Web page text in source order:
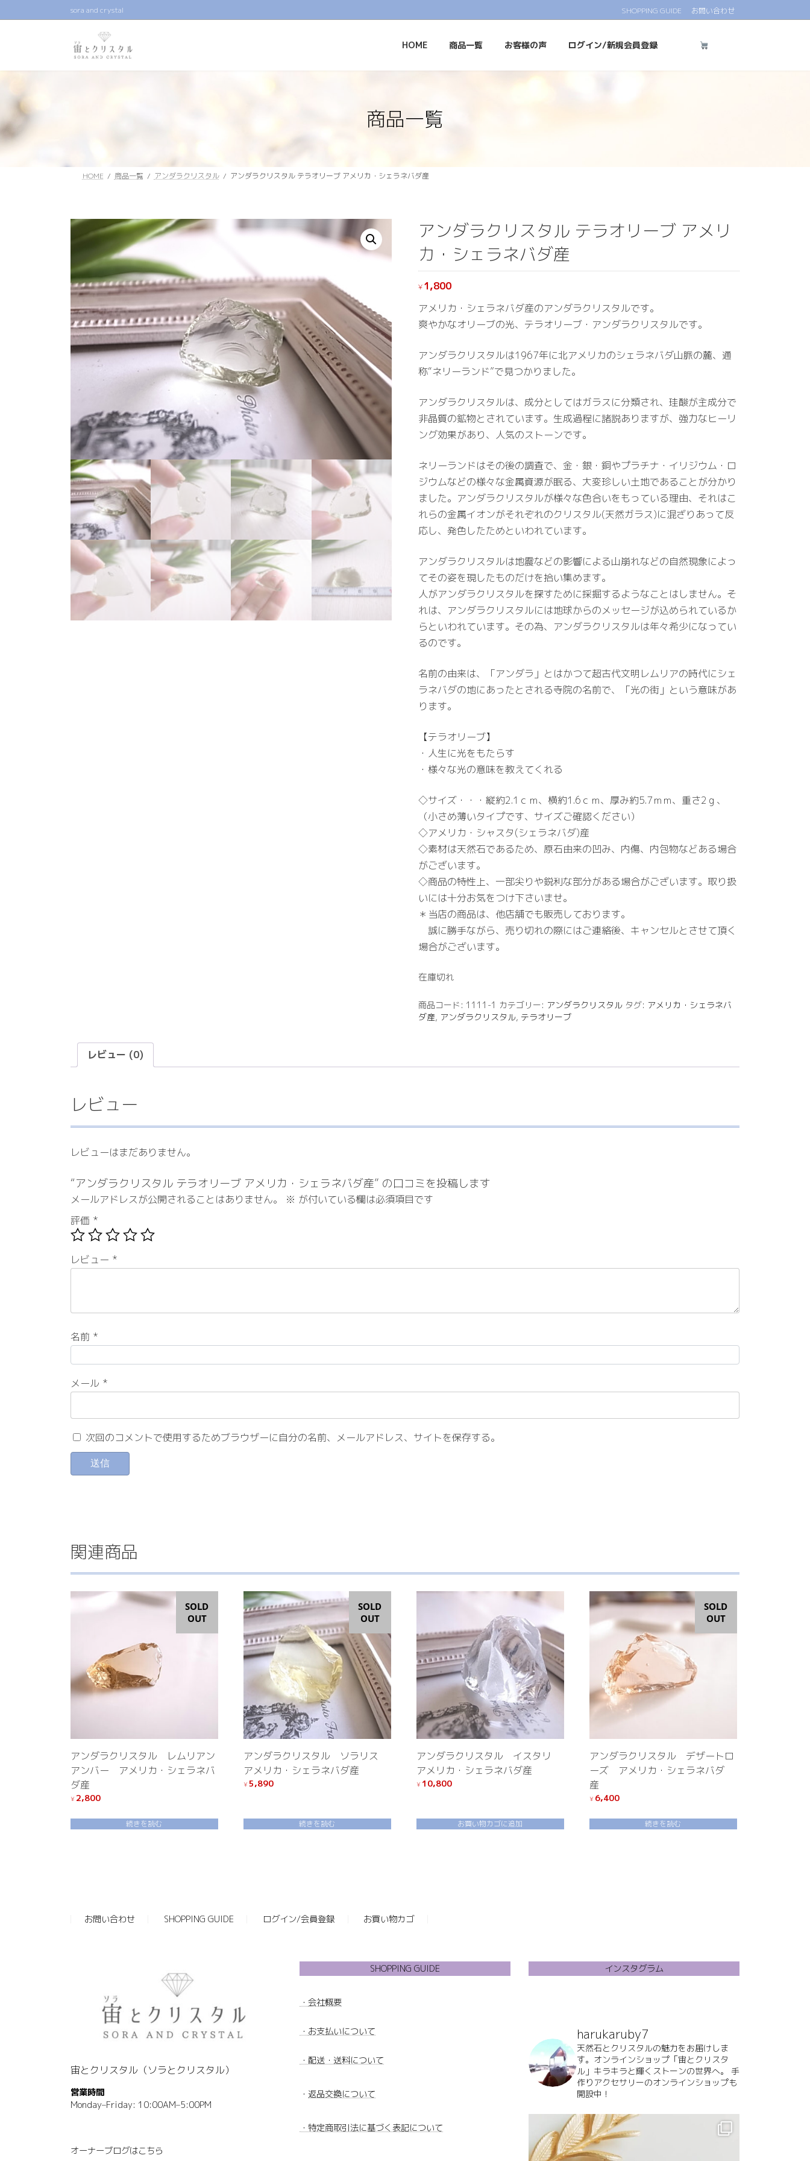
ン
ビ
sora and crystal SHOPPING GUIDE お問い合わせ
HOME 商品一覧 お客様の声 ログイン/新規会員登録
商品一覧
HOME 商品一覧 アンダラクリスタル アンダラクリスタル テラオリーブ アメリカ・シェラネバダ産
アンダラクリスタル テラオリーブ アメリ
カ・シェラネバダ産
¥1,800
アメリカ・シェラネバダ産のアンダラクリスタルです。
爽やかなオリーブの光、テラオリーブ・アンダラクリスタルです。
アンダラクリスタルは1967年に北アメリカのシェラネバダ山脈の麓、通
称“ネリーランド”で見つかりました。
アンダラクリスタルは、成分としてはガラスに分類され、珪酸が主成分で
非晶質の鉱物とされています。生成過程に諸説ありますが、強力なヒーリ
ング効果があり、人気のストーンです。
ネリーランドはその後の調査で、金・銀・銅やプラチナ・イリジウム・ロ
ジウムなどの様々な金属資源が眠る、大変珍しい土地であることが分かり
ました。アンダラクリスタルが様々な色合いをもっている理由、それはこ
れらの金属イオンがそれぞれのクリスタル(天然ガラス)に混ざりあって反
応し、発色したためといわれています。
アンダラクリスタルは地震などの影響による山崩れなどの自然現象によっ
てその姿を現したものだけを拾い集めます。
人がアンダラクリスタルを探すために採掘するようなことはしません。そ
れは、アンダラクリスタルには地球からのメッセージが込められているか
らといわれています。その為、アンダラクリスタルは年々希少になってい
るのです。
名前の由来は、「アンダラ」とはかつて超古代文明レムリアの時代にシェ
ラネバダの地にあったとされる寺院の名前で、「光の街」という意味があ
ります。
【テラオリーブ】
・人生に光をもたらす
・様々な光の意味を教えてくれる
◇サイズ・・・縦約2.1ｃｍ、横約1.6ｃｍ、厚み約5.7ｍｍ、重さ2ｇ、
（小さめ薄いタイプです、サイズご確認ください）
◇アメリカ・シャスタ(シェラネバダ)産
◇素材は天然石であるため、原石由来の凹み、内傷、内包物などある場合
がございます。
◇商品の特性上、一部尖りや鋭利な部分がある場合がございます。取り扱
いには十分お気をつけ下さいませ。
＊当店の商品は、他店舗でも販売しております。
誠に勝手ながら、売り切れの際にはご連絡後、キャンセルとさせて頂く
場合がございます。
在庫切れ
商品コード: 1111-1 カテゴリー: アンダラクリスタル タグ: アメリカ・シェラネバ
ダ産, アンダラクリスタル, テラオリーブ
レビュー (0)
レビュー
レビューはまだありません。
“アンダラクリスタル テラオリーブ アメリカ・シェラネバダ産” の口コミを投稿します
メールアドレスが公開されることはありません。 ※ が付いている欄は必須項目です
評価 *
レビュー *
名前 *
メール *
次回のコメントで使用するためブラウザーに自分の名前、メールアドレス、サイトを保存する。
関連商品
SOLD
OUT
アンダラクリスタル レムリアン
アンバー アメリカ・シェラネバ
ダ産
¥ 2,800
続きを読む
SOLD
OUT
アンダラクリスタル ソラリス
アメリカ・シェラネバダ産
¥ 5,890
続きを読む
アンダラクリスタル イスタリ
アメリカ・シェラネバダ産
¥ 10,800
お買い物カゴに追加
SOLD
OUT
アンダラクリスタル デザートロ
ーズ アメリカ・シェラネバダ
産
¥ 6,400
続きを読む
お問い合わせ SHOPPING GUIDE ログイン/会員登録 お買い物カゴ
宙とクリスタル（ソラとクリスタル）
営業時間
Monday–Friday: 10:00AM–5:00PM
オーナーブログはこちら
SHOPPING GUIDE
・ 会社概要
・ お支払いについて
・配送・送料について
・ 返品交換について
・特定商取引法に基づく表記について
インスタグラム
harukaruby7
天然石とクリスタルの魅力をお届けしま
す。オンラインショップ「宙とクリスタ
ル」キラキラと輝くストーンの世界へ。
手
作りアクセサリーのオンラインショップも
開設中！